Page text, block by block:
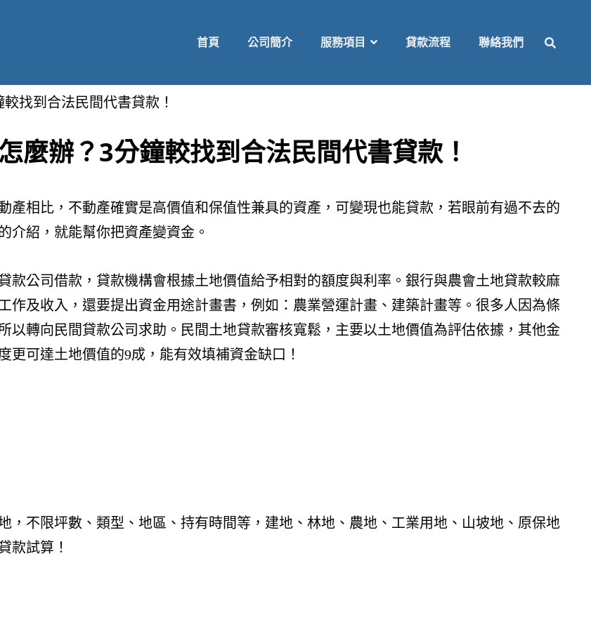
首頁 公司簡介 服務項目 貸款流程 聯絡我們
找到合法民間代書貸款！
麼辦？3分鐘較找到合法民間代書貸款！
產相比，不動產確實是高價值和保值性兼具的資產，可變現也能貸款，若眼前有過不去的
介紹，就能幫你把資產變資金。
款公司借款，貸款機構會根據土地價值給予相對的額度與利率。銀行與農會土地貸款較麻
作及收入，還要提出資金用途計畫書，例如：農業營運計畫、建築計畫等。很多人因為條
以轉向民間貸款公司求助。民間土地貸款審核寬鬆，主要以土地價值為評估依據，其他金
可達土地價值的9成，能有效填補資金缺口！
，不限坪數、類型、地區、持有時間等，建地、林地、農地、工業用地、山坡地、原保地
款試算！